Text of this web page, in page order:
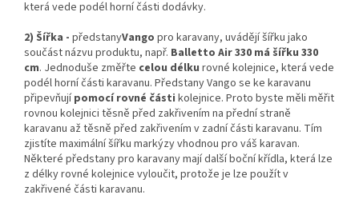
která vede podél horní části dodávky.
2) Šířka - předstanyVango pro karavany, uvádějí šířku jako
součást názvu produktu, např. Balletto Air 330 má šířku 330
cm. Jednoduše změřte celou délku rovné kolejnice, která vede
podél horní části karavanu. Předstany Vango se ke karavanu
připevňují pomocí rovné části kolejnice. Proto byste měli měřit
rovnou kolejnici těsně před zakřivením na přední straně
karavanu až těsně před zakřivením v zadní části karavanu. Tím
zjistíte maximální šířku markýzy vhodnou pro váš karavan.
Některé předstany pro karavany mají další boční křídla, která lze
z délky rovné kolejnice vyloučit, protože je lze použít v
zakřivené části karavanu.